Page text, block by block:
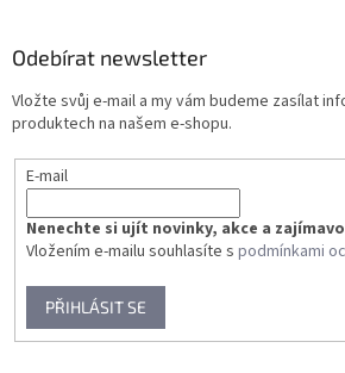
Odebírat newsletter
Vložte svůj e-mail a my vám budeme zasílat
produktech na našem e-shopu.
E-mail
Nenechte si ujít novinky, akce a
Vložením e-mailu souhlasíte s podmínkami
PŘIHLÁSIT SE